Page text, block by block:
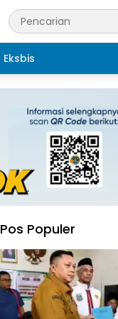
Eksbis
Pos Populer